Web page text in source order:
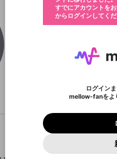
検索履歴を
いいえ
KL99 UK
プレイリ
ブロックリ
キャンセル
この動画の
応援している配信者に
す。好きなデザインを
ールアイテムでデコレ
※ファンレター機能は有
ーカイブ、アップロード
きます。動画タイトル横
す。
動画プレイリス
選択できるプレイリストがありま
動画プレ
ポイント
ご確
利用規約とプライバ
サービスを利用する
利用規約を確
メールア
Apple
進みください。
メールア
パスワードを忘れた
アカウントをお持ち
すでにアカウントを
からログインしてくだ
ログイン
mellow-fanをよ
登録したメールアドレ
入力していた
に、パスワー
確認ください
生年月は登録後に変更で
お住まいの地域
ご登録いただいた情
使用いたします。
一部サービスをご利
必要です。
認証
ール記載の6桁の認証コ
及びcs.openrec.co.jpド
いないかご確認くださ
セッションの
プレ
問題を選択してく
わいせつな表現
著作権の侵害
なりすまし行為
報告された問題について
をスタッフが確認します。
は、利用規約違反になり
Discordアカ
Discordアカウ
Discordは第三者が提供す
fanとは関わりがありません
お答えすることができませ
ミュニティ特典の提供が終